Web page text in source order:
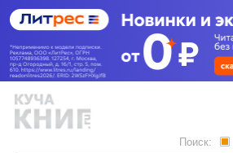
Поиск: